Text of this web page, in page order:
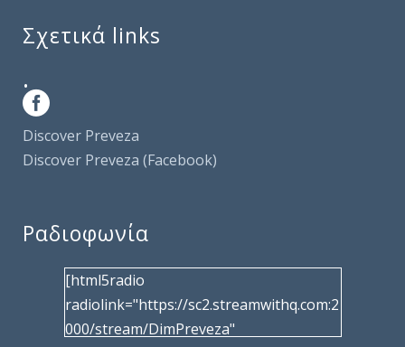
Σχετικά links
.
Discover Preveza
Discover Preveza (Facebook)
Ραδιοφωνία
[html5radio
radiolink="https://sc2.streamwithq.com:2
000/stream/DimPreveza"